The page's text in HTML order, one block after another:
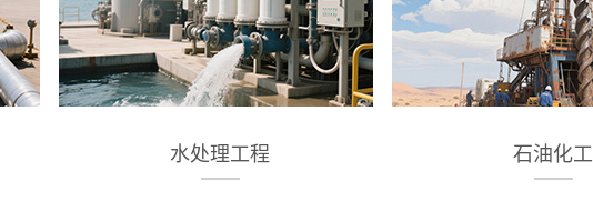
水处理工程 石油化工